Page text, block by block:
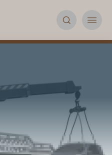
 